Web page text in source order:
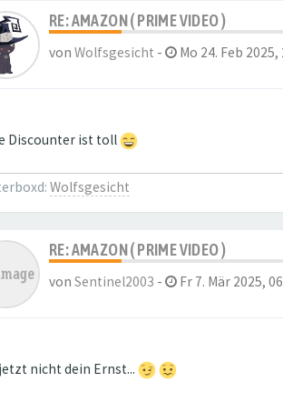
RE: AMAZON ( PRIME VIDEO )
von Wolfsgesicht - Mo 24. Feb 2025,
Discounter ist toll
Wolfsgesicht
RE: AMAZON ( PRIME VIDEO )
von Sentinel2003 - Fr 7. Mär 2025,
nicht dein Ernst...